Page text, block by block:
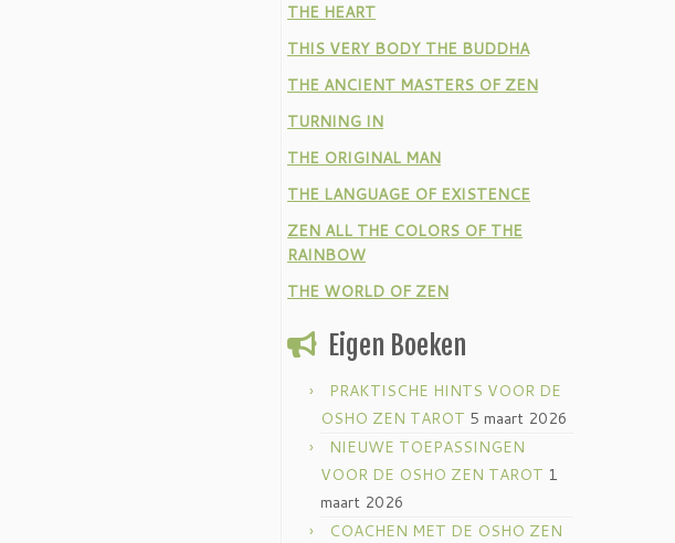
THE HEART
THIS VERY BODY THE BUDDHA
THE ANCIENT MASTERS OF ZEN
TURNING IN
THE ORIGINAL MAN
THE LANGUAGE OF EXISTENCE
ZEN ALL THE COLORS OF THE
RAINBOW
THE WORLD OF ZEN
Eigen Boeken
PRAKTISCHE HINTS VOOR DE
OSHO ZEN TAROT 5 maart 2026
NIEUWE TOEPASSINGEN
VOOR DE OSHO ZEN TAROT 1
maart 2026
COACHEN MET DE OSHO ZEN